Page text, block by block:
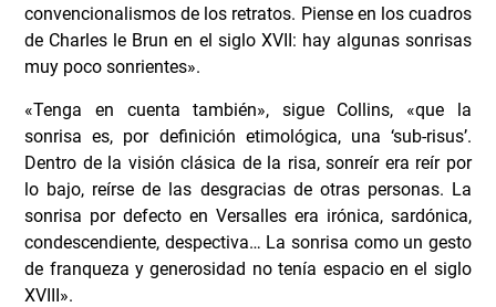
convencionalismos de los retratos. Piense en los cuadros
de Charles le Brun en el siglo XVII: hay algunas sonrisas
muy poco sonrientes».
«Tenga en cuenta también», sigue Collins, «que la
sonrisa es, por definición etimológica, una ‘sub-risus’.
Dentro de la visión clásica de la risa, sonreír era reír por
lo bajo, reírse de las desgracias de otras personas. La
sonrisa por defecto en Versalles era irónica, sardónica,
condescendiente, despectiva… La sonrisa como un gesto
de franqueza y generosidad no tenía espacio en el siglo
XVIII».